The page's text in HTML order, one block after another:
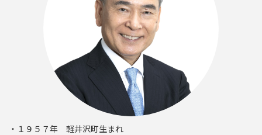
・１９５７年 軽井沢町生まれ